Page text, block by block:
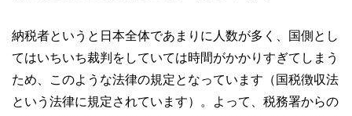
納税者というと日本全体であまりに人数が多く、国側とし
てはいちいち裁判をしていては時間がかかりすぎてしまう
ため、このような法律の規定となっています（国税徴収法
という法律に規定されています）。よって、税務署からの